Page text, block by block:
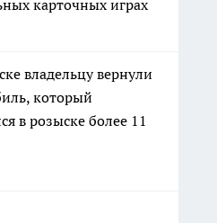
карточных играх
владельцу вернули
который
в розыске более 11